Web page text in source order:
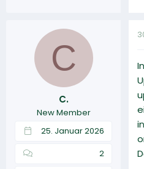
C
C.
New Member
25. Januar 2026
2